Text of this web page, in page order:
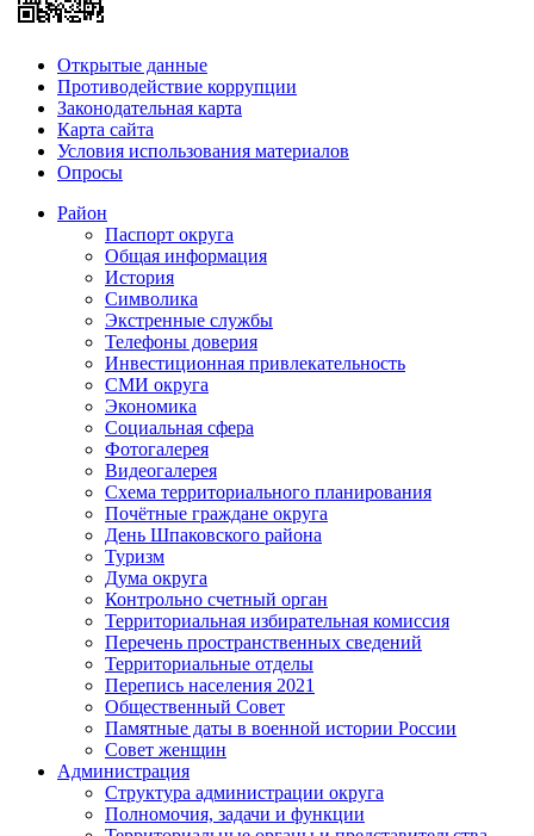
Открытые данные
Противодействие коррупции
Законодательная карта
Карта сайта
Условия использования материалов
Опросы
Район
Паспорт округа
Общая информация
История
Символика
Экстренные службы
Телефоны доверия
Инвестиционная привлекательность
СМИ округа
Экономика
Социальная сфера
Фотогалерея
Видеогалерея
Схема территориального планирования
Почётные граждане округа
День Шпаковского района
Туризм
Дума округа
Контрольно счетный орган
Территориальная избирательная комиссия
Перечень пространственных сведений
Территориальные отделы
Перепись населения 2021
Общественный Совет
Памятные даты в военной истории России
Совет женщин
Администрация
Структура администрации округа
Полномочия, задачи и функции